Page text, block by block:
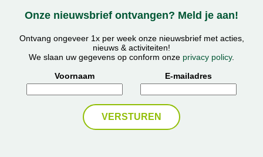
Onze nieuwsbrief ontvangen? Meld je aan!
Ontvang ongeveer 1x per week onze nieuwsbrief met acties,
nieuws & activiteiten!
We slaan uw gegevens op conform onze privacy policy.
Voornaam
E-mailadres